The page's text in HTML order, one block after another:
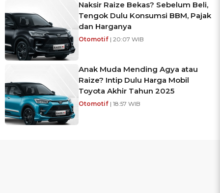
Naksir Raize Bekas? Sebelum Beli,
Tengok Dulu Konsumsi BBM, Pajak
dan Harganya
Otomotif | 20:07 WIB
Anak Muda Mending Agya atau
Raize? Intip Dulu Harga Mobil
Toyota Akhir Tahun 2025
Otomotif | 18:57 WIB